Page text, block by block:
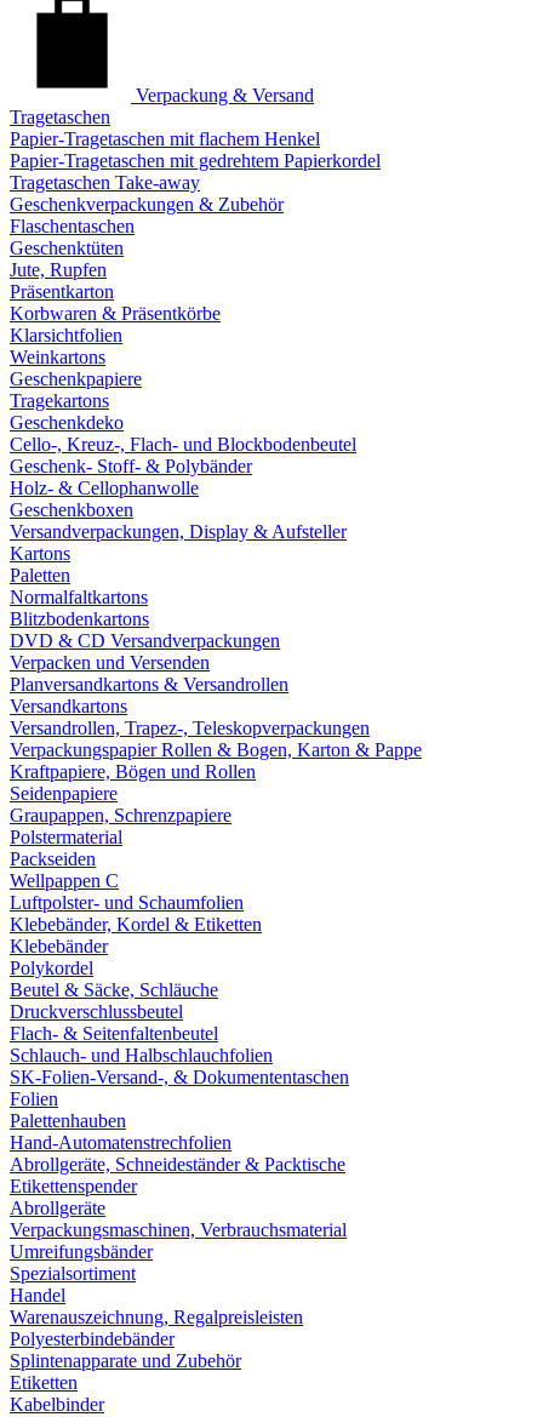
Verpackung & Versand
Tragetaschen
Papier-Tragetaschen mit flachem Henkel
Papier-Tragetaschen mit gedrehtem Papierkordel
Tragetaschen Take-away
Geschenkverpackungen & Zubehör
Flaschentaschen
Geschenktüten
Jute, Rupfen
Präsentkarton
Korbwaren & Präsentkörbe
Klarsichtfolien
Weinkartons
Geschenkpapiere
Tragekartons
Geschenkdeko
Cello-, Kreuz-, Flach- und Blockbodenbeutel
Geschenk- Stoff- & Polybänder
Holz- & Cellophanwolle
Geschenkboxen
Versandverpackungen, Display & Aufsteller
Kartons
Paletten
Normalfaltkartons
Blitzbodenkartons
DVD & CD Versandverpackungen
Verpacken und Versenden
Planversandkartons & Versandrollen
Versandkartons
Versandrollen, Trapez-, Teleskopverpackungen
Verpackungspapier Rollen & Bogen, Karton & Pappe
Kraftpapiere, Bögen und Rollen
Seidenpapiere
Graupappen, Schrenzpapiere
Polstermaterial
Packseiden
Wellpappen C
Luftpolster- und Schaumfolien
Klebebänder, Kordel & Etiketten
Klebebänder
Polykordel
Beutel & Säcke, Schläuche
Druckverschlussbeutel
Flach- & Seitenfaltenbeutel
Schlauch- und Halbschlauchfolien
SK-Folien-Versand-, & Dokumententaschen
Folien
Palettenhauben
Hand-Automatenstrechfolien
Abrollgeräte, Schneideständer & Packtische
Etikettenspender
Abrollgeräte
Verpackungsmaschinen, Verbrauchsmaterial
Umreifungsbänder
Spezialsortiment
Handel
Warenauszeichnung, Regalpreisleisten
Polyesterbindebänder
Splintenapparate und Zubehör
Etiketten
Kabelbinder